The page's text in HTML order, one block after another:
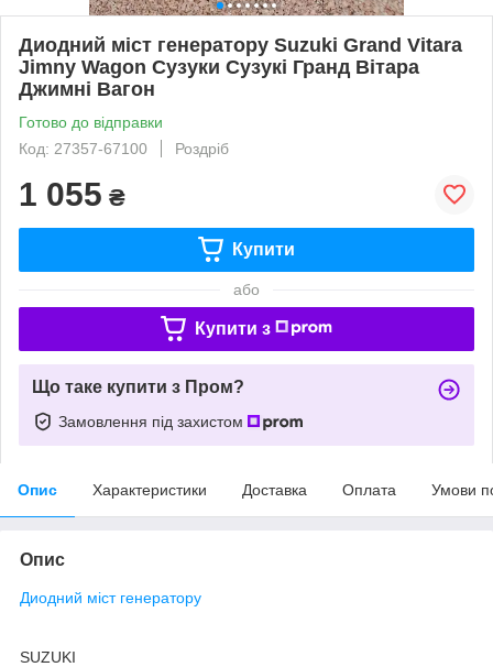
Диодний міст генератору Suzuki Grand Vitara
Jimny Wagon Сузуки Сузукі Гранд Вітара
Джимні Вагон
Готово до відправки
Код: 27357-67100
Роздріб
1 055 ₴
Купити
або
Купити з
Що таке купити з Пром?
Замовлення під захистом
Опис Характеристики Доставка Оплата Умови
Опис
Диодний міст генератору
SUZUKI